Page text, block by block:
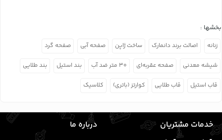
بخشها :
زنانه اصالت برند دانمارک ساخت ژاپن صفحه آبی صفحه گرد
شیشه معدنی صفحه عقربه‌ای ۳۰ متر ضد آب بند استیل بند طلایی
قاب استیل قاب طلایی کوارتز (باتری) کلاسیک
خدمات مشتریان
درباره ما